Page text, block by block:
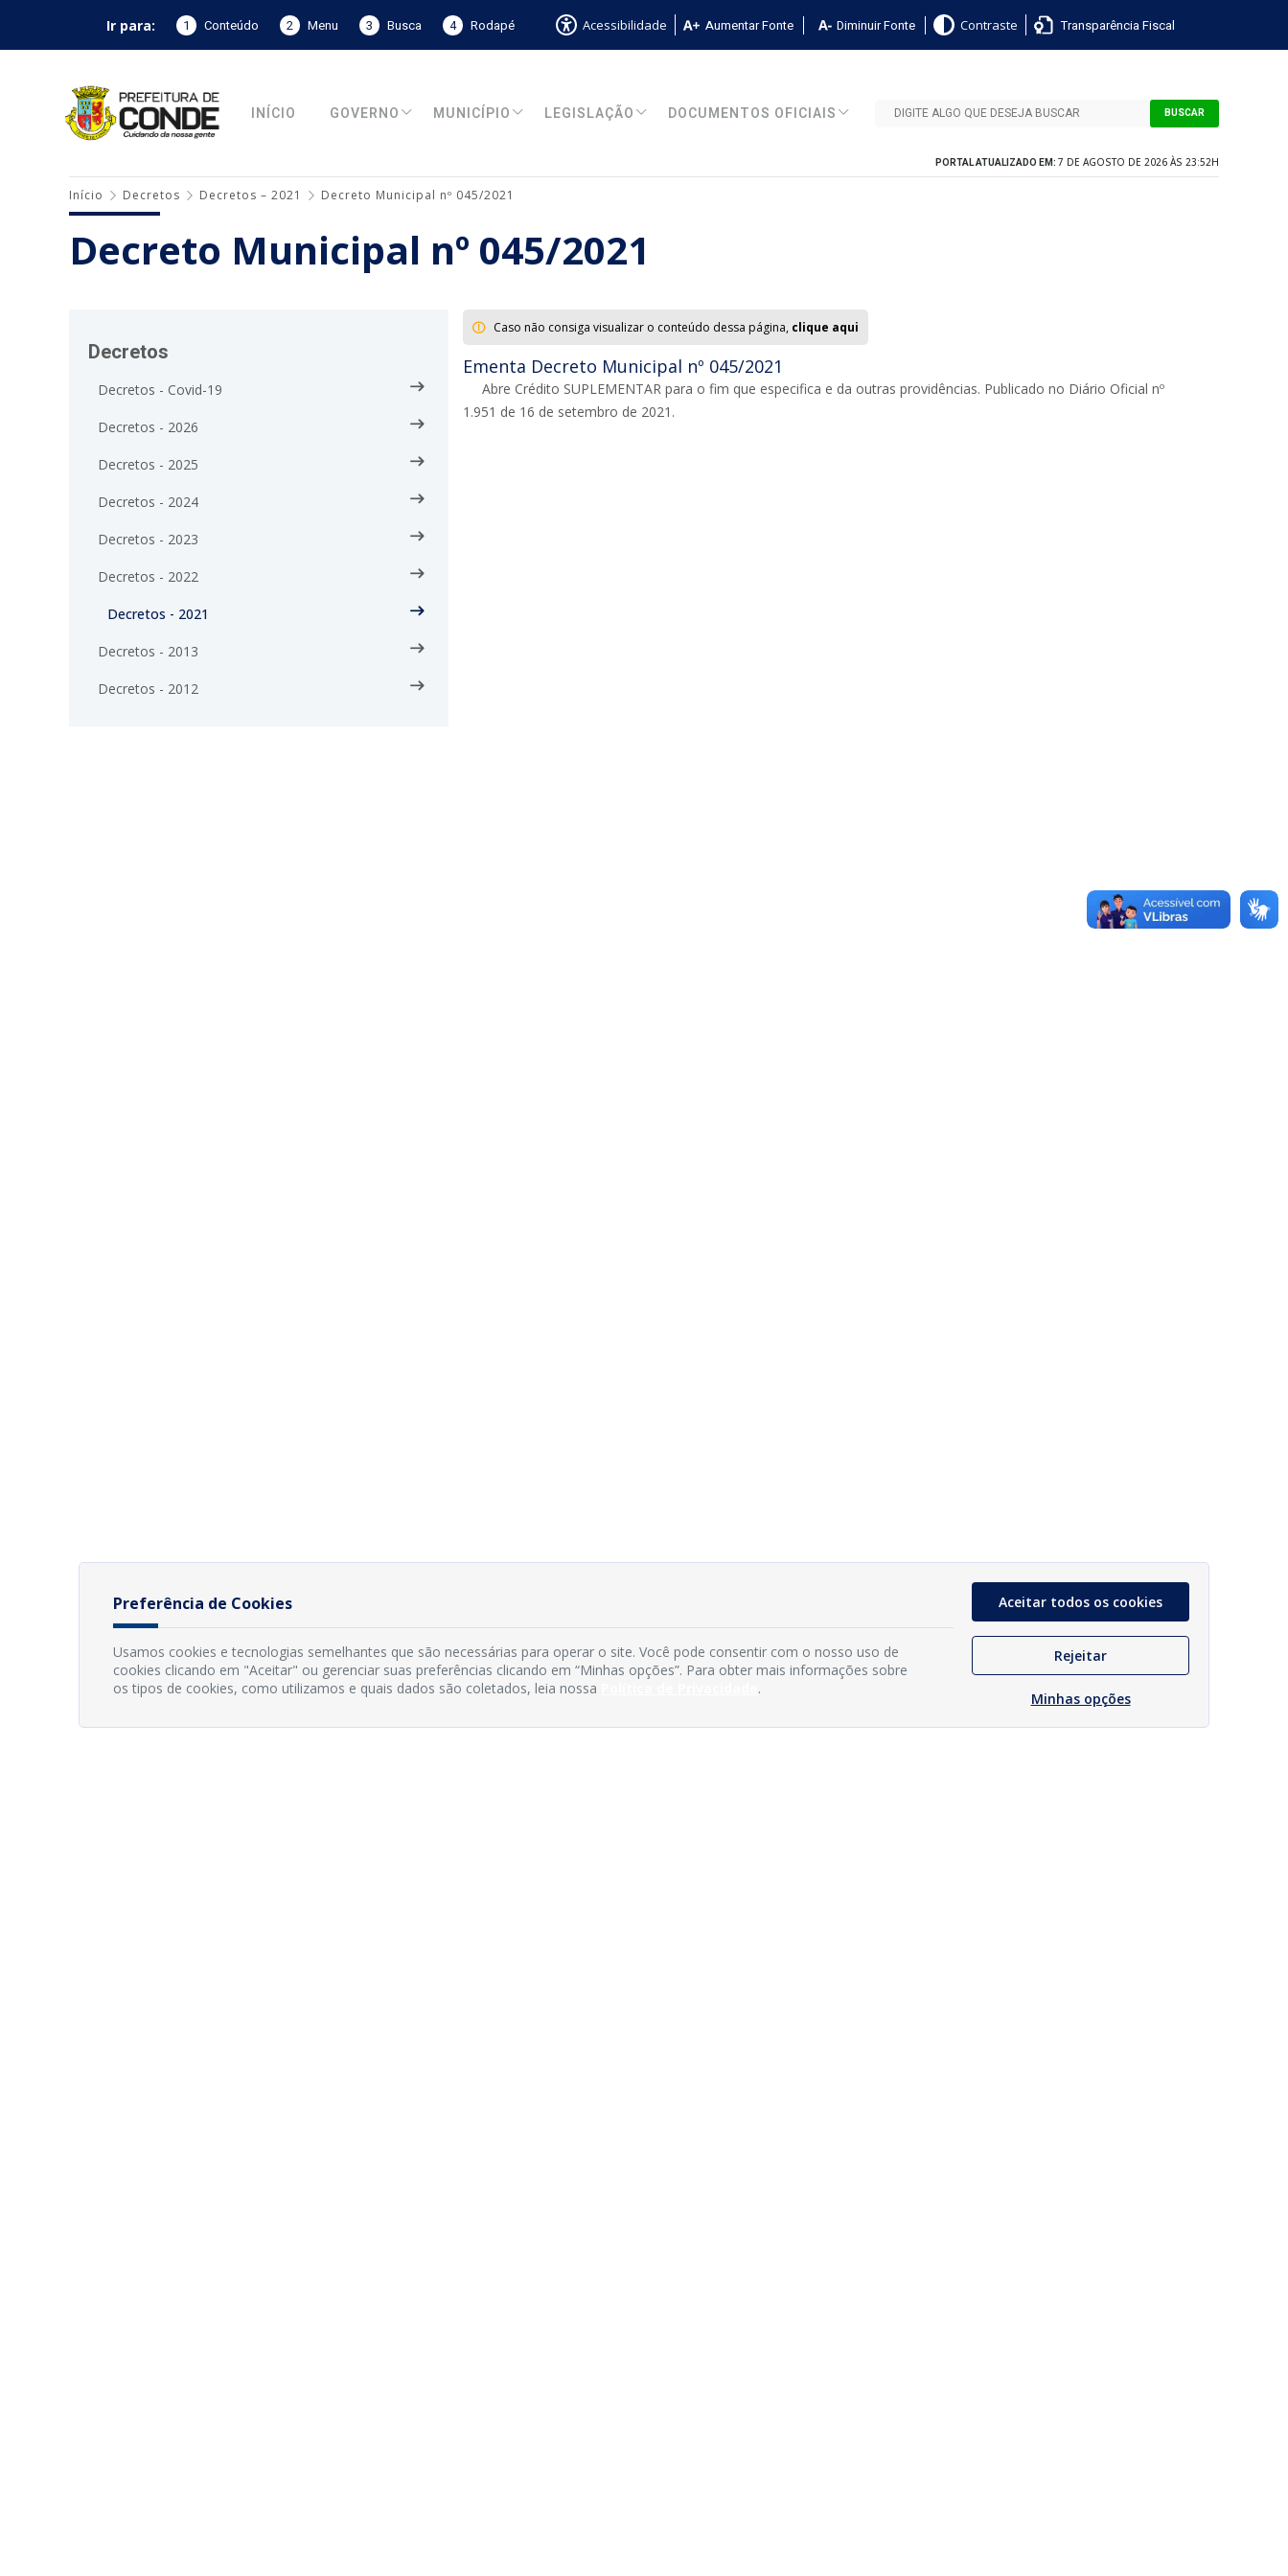
Ir para: 1 Conteúdo 2 Menu 3 Busca 4 Rodapé Acessibilidade Aumentar Fonte Diminuir Fonte Contraste Transparência Fiscal
INÍCIO GOVERNO MUNICÍPIO LEGISLAÇÃO DOCUMENTOS OFICIAIS BUSCAR
PORTAL ATUALIZADO EM: 7 DE AGOSTO DE 2026 ÀS 23:52H
Início Decretos Decretos – 2021 Decreto Municipal nº 045/2021
Decreto Municipal nº 045/2021
Decretos
Decretos - Covid-19
Decretos - 2026
Decretos - 2025
Decretos - 2024
Decretos - 2023
Decretos - 2022
Decretos - 2021
Decretos - 2013
Decretos - 2012
Caso não consiga visualizar o conteúdo dessa página, clique aqui
Ementa Decreto Municipal nº 045/2021
Abre Crédito SUPLEMENTAR para o fim que especifica e da outras providências. Publicado no Diário Oficial nº
1.951 de 16 de setembro de 2021.
Preferência de Cookies
Usamos cookies e tecnologias semelhantes que são necessárias para operar o site. Você pode consentir com o nosso uso de
cookies clicando em "Aceitar" ou gerenciar suas preferências clicando em “Minhas opções”. Para obter mais informações sobre
os tipos de cookies, como utilizamos e quais dados são coletados, leia nossa
.
Aceitar todos os cookies
Rejeitar
Minhas opções